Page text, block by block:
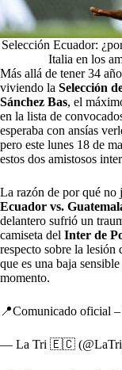
Selección Ecuador:
Italia en los
Más allá de tener 34
viviendo la Selección
Sánchez Bas, el
en la lista de
esperaba con ansías
pero este lunes 18 de
estos dos amistosos
La razón de por qué no
Ecuador vs.
delantero sufrió un
camiseta del Inter de
respecto sobre la
que es una baja
momento.
📍Comunicado oficial
— La Tri 🇪🇨